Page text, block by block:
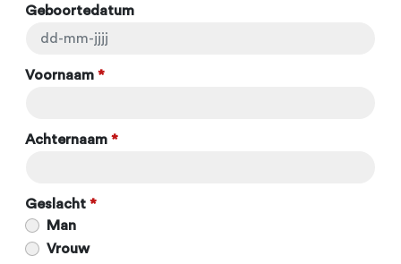
Geboortedatum
Voornaam *
Achternaam *
Geslacht *
Man
Vrouw